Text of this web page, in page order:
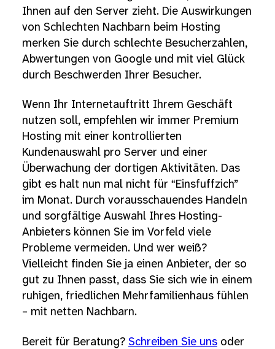
Ihnen auf den Server zieht. Die Auswirkungen
von Schlechten Nachbarn beim Hosting
merken Sie durch schlechte Besucherzahlen,
Abwertungen von Google und mit viel Glück
durch Beschwerden Ihrer Besucher.
Wenn Ihr Internetauftritt Ihrem Geschäft
nutzen soll, empfehlen wir immer Premium
Hosting mit einer kontrollierten
Kundenauswahl pro Server und einer
Überwachung der dortigen Aktivitäten. Das
gibt es halt nun mal nicht für “Einsfuffzich”
im Monat. Durch vorausschauendes Handeln
und sorgfältige Auswahl Ihres Hosting-
Anbieters können Sie im Vorfeld viele
Probleme vermeiden. Und wer weiß?
Vielleicht finden Sie ja einen Anbieter, der so
gut zu Ihnen passt, dass Sie sich wie in einem
ruhigen, friedlichen Mehrfamilienhaus fühlen
– mit netten Nachbarn.
Bereit für Beratung? Schreiben Sie uns oder